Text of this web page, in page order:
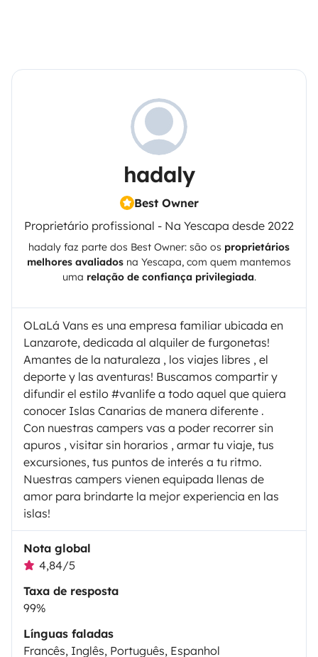
hadaly
Best Owner
Proprietário profissional - Na Yescapa desde 2022
hadaly faz parte dos Best Owner: são os proprietários
melhores avaliados na Yescapa, com quem mantemos
uma relação de confiança privilegiada.
OLaLá Vans es una empresa familiar ubicada en
Lanzarote, dedicada al alquiler de furgonetas!
Amantes de la naturaleza , los viajes libres , el
deporte y las aventuras! Buscamos compartir y
difundir el estilo #vanlife a todo aquel que quiera
conocer Islas Canarias de manera diferente .
Con nuestras campers vas a poder recorrer sin
apuros , visitar sin horarios , armar tu viaje, tus
excursiones, tus puntos de interés a tu ritmo.
Nuestras campers vienen equipada llenas de
amor para brindarte la mejor experiencia en las
islas!
Nota global
4,84/5
Taxa de resposta
99%
Línguas faladas
Francês, Inglês, Português, Espanhol